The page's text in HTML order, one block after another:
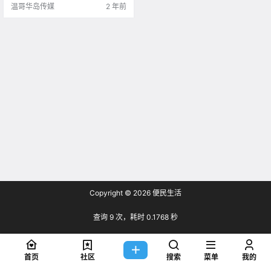
温哥华岛传媒 2 年前
Copyright © 2026 便民生活
查询 9 次，耗时 0.1768 秒
首页 社区 搜索 菜单 我的